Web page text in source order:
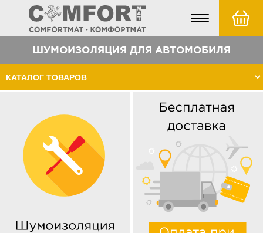
Toggle
ШУМОИЗОЛЯЦИЯ ДЛЯ АВТОМОБИЛЯ